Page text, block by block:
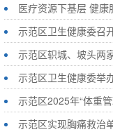
医疗资源下基层 健康
示范区卫生健康委召
示范区轵城、坡头两
示范区卫生健康委举
示范区2025年“体重
示范区实现胸痛救治